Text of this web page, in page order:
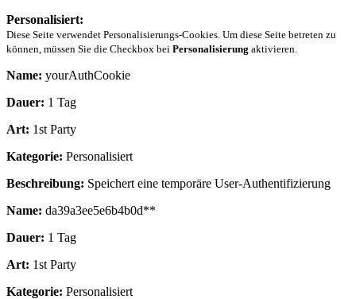
Personalisiert:
Diese Seite verwendet Personalisierungs-Cookies. Um diese Seite betreten zu
können, müssen Sie die Checkbox bei Personalisierung aktivieren.
Name: yourAuthCookie
Dauer: 1 Tag
Art: 1st Party
Kategorie: Personalisiert
Beschreibung: Speichert eine temporäre User-Authentifizierung
Name: da39a3ee5e6b4b0d**
Dauer: 1 Tag
Art: 1st Party
Kategorie: Personalisiert